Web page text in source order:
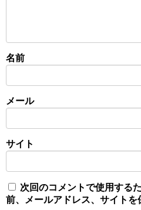
名前
メール
サイト
次回のコメントで使用する
前、メールアドレス、サイトを